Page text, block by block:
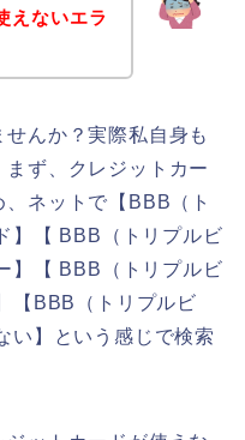
えないエラ
んか？実際私自身も
ず、クレジットカー
ネットで【BBB（ト
】【 BBB（トリプルビ
】【 BBB（トリプルビ
【BBB（トリプルビ
】という感じで検索